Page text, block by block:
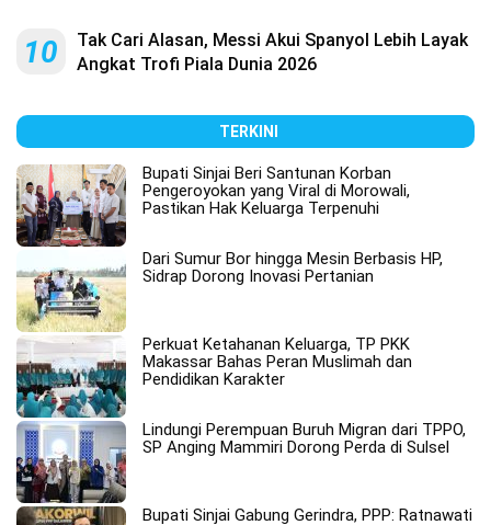
10
Tak Cari Alasan, Messi Akui Spanyol Lebih Layak
Angkat Trofi Piala Dunia 2026
TERKINI
Bupati Sinjai Beri Santunan Korban
Pengeroyokan yang Viral di Morowali,
Pastikan Hak Keluarga Terpenuhi
Dari Sumur Bor hingga Mesin Berbasis HP,
Sidrap Dorong Inovasi Pertanian
Perkuat Ketahanan Keluarga, TP PKK
Makassar Bahas Peran Muslimah dan
Pendidikan Karakter
Lindungi Perempuan Buruh Migran dari TPPO,
SP Anging Mammiri Dorong Perda di Sulsel
Bupati Sinjai Gabung Gerindra, PPP: Ratnawati